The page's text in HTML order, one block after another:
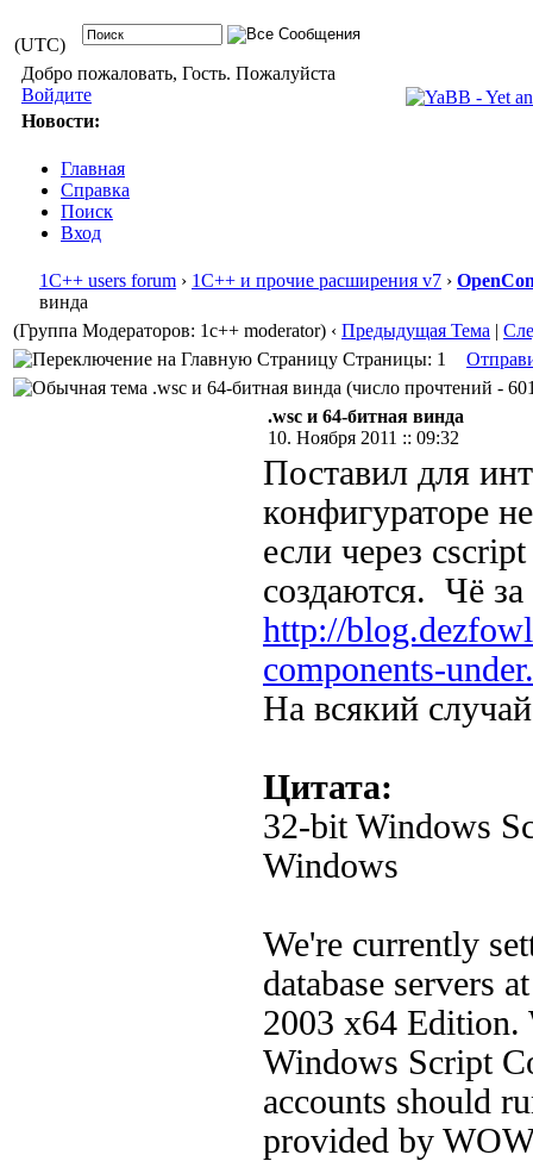
(UTC)
Добро пожаловать, Гость. Пожалуйста
Войдите
Новости:
Главная
Справка
Поиск
Вход
1С++ users forum › 1С++ и прочие расширения v7 ›
винда
(Группа Модераторов: 1c++ moderator) ‹ Предыдущая Тема |
Страницы: 1
.wsc и 64-битная винда (число прочтений -
.wsc и 64-битная винда
10. Ноября 2011 :: 09:32
Поставил для
конфигураторе
если через
создаются. Чё
http://
components-
На всякий
Цитата:
32-bit Windows
Windows
We're currently
database servers
2003 x64 Edition.
Windows Script
accounts should
provided by